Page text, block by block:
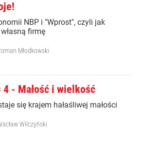
NBP i "Wprost", czyli jak
firmę
Młodkowski
4 - Małość i wielkość
się krajem hałaśliwej małości
Wilczyński